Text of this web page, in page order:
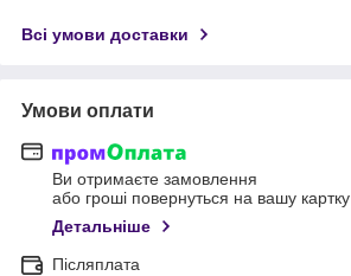
Всі умови доставки
Умови оплати
Ви отримаєте замовлення
або гроші повернуться на вашу картку
Детальніше
Післяплата